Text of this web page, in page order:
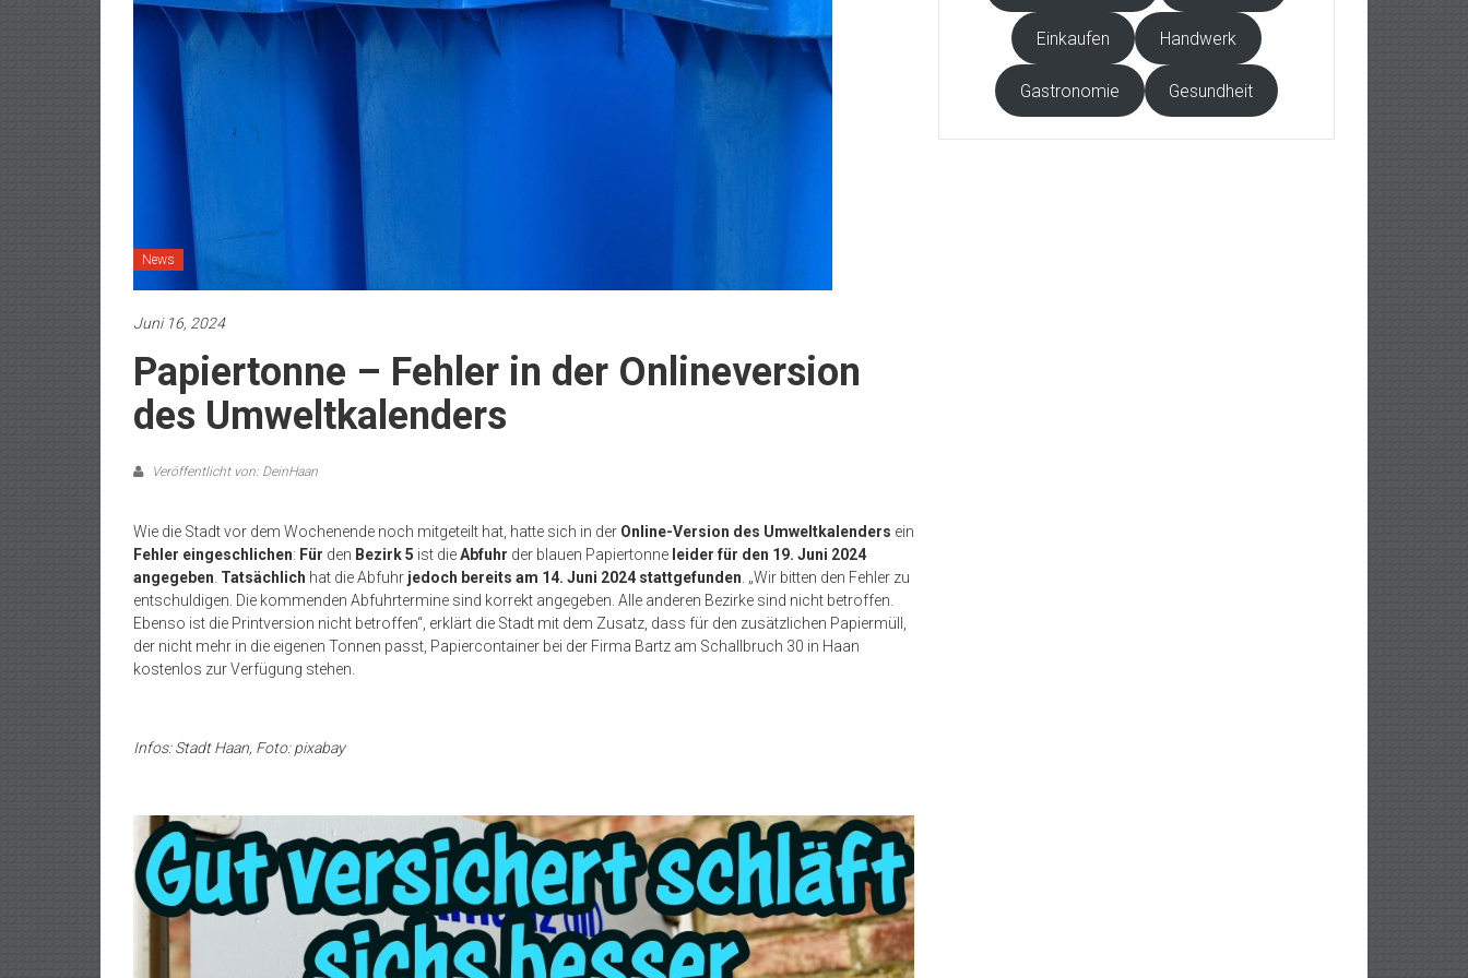
News
Juni 16, 2024
Papiertonne – Fehler in der Onlineversion
des Umweltkalenders
Veröffentlicht von: DeinHaan
Wie die Stadt vor dem Wochenende noch mitgeteilt hat, hatte sich in der Online-Version des Umweltkalenders ein
Fehler eingeschlichen: Für den Bezirk 5 ist dieAbfuhr der blauen Papiertonne leider für den 19. Juni 2024
angegeben Tatsächlich hat die Abfuhr jedoch bereits am 14. Juni 2024 stattgefunden . „Wir bitten den Fehler zu
entschuldigen. Die kommenden Abfuhrtermine sind korrekt angegeben. Alle anderen Bezirke sind nicht betroffen.
Ebenso ist die Printversion nicht betroffen“, erklärt die Stadt mit dem Zusatz, dass für den zusätzlichen Papiermüll,
der nicht mehr in die eigenen Tonnen passt, Papiercontainer bei der Firma Bartz am Schallbruch 30 in Haan
kostenlos zur Verfügung stehen.
Infos: Stadt Haan, Foto: pixabay
Einkaufen Handwerk
Gastronomie Gesundheit